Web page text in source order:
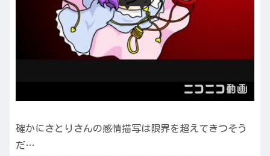
確かにさとりさんの感情描写は限界を超えてきつそう
だ…